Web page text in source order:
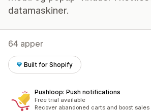
datamaskiner.
64 apper
Built for Shopify
Pushloop: Push notifications
Free trial available
Recover abandoned carts and boost